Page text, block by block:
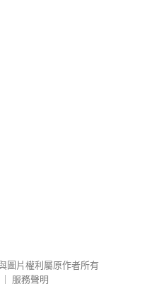
圖片權利屬原作者所有
服務聲明